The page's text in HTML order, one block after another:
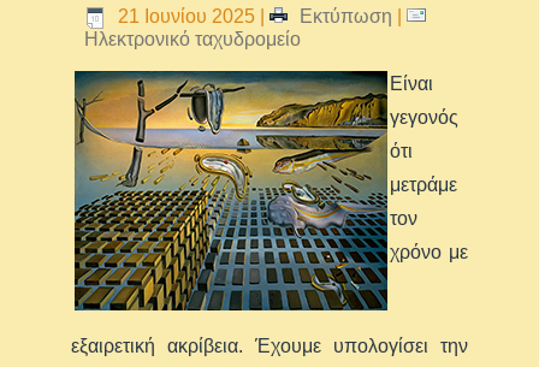
21 Ιουνίου 2025 | Εκτύπωση
Ηλεκτρονικό ταχυδρομείο
Είναι
γεγονός
ότι
μετράμε
τον
χρόνο με
εξαιρετική ακρίβεια. Έχουμε υπολογίσει την